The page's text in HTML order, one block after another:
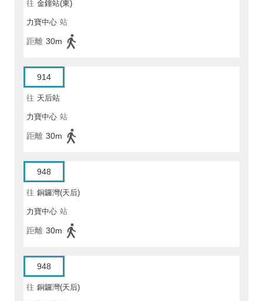
往 金鐘站(東)
力寶中心 站
距離 30m
914
往 天后站
力寶中心 站
距離 30m
948
往 銅鑼灣(天后)
力寶中心 站
距離 30m
948
往 銅鑼灣(天后)